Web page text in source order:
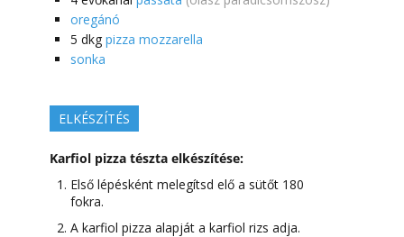
oregánó
5 dkg pizza mozzarella
sonka
ELKÉSZÍTÉS
Karfiol pizza tészta elkészítése:
Első lépésként melegítsd elő a sütőt 180
fokra.
A karfiol pizza alapját a karfiol rizs adja.